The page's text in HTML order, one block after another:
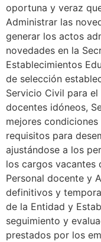
oportuna y veraz
Administrar las
generar los actos
novedades en la
Establecimientos
de selección
Servicio Civil para
docentes idóneos,
mejores
requisitos para
ajustándose a los
los cargos vacantes
Personal docente y
definitivos y
de la Entidad y
seguimiento y
prestados por los